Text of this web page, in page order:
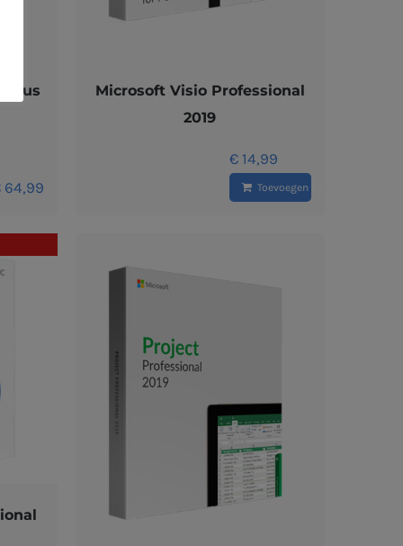
Plus
64,99
Microsoft Visio Professional
2019
€ 14,99
Toevoegen aan winkelwagen